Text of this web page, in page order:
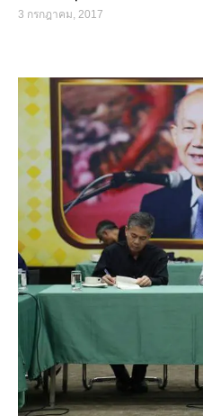
3 กรกฎาคม, 2017